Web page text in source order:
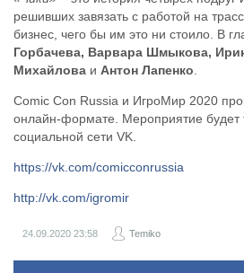
решивших завязать с работой на
бизнес, чего бы им это ни стоило. В
Горбачева, Варвара Шмыкова,
Михайлова и Антон Лапенко.
Comic Con Russia и ИгроМир 2020
онлайн-формате. Мероприятие будет
социальной сети VK.
https://vk.com/comicconrussia
http://vk.com/igromir
24.09.2020 23:58 Temiko